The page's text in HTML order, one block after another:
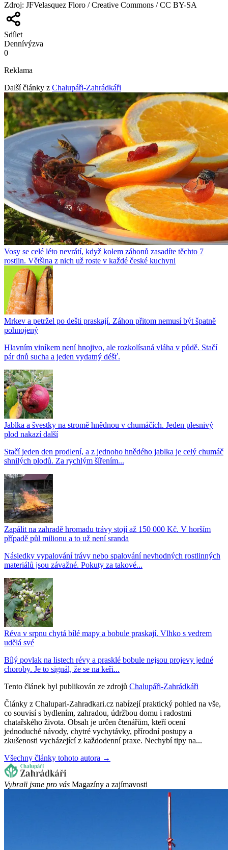
Zdroj: JFVelasquez Floro / Creative Commons / CC BY-SA
Sdílet
Dennívýzva
0
Reklama
Další články z Chalupáři-Zahrádkáři
Vosy se celé léto nevrátí, když kolem záhonů zasadíte těchto 7
rostlin. Většina z nich už roste v každé české kuchyni
Mrkev a petržel po dešti praskají. Záhon přitom nemusí být špatně
pohnojený
Hlavním viníkem není hnojivo, ale rozkolísaná vláha v půdě. Stačí
pár dnů sucha a jeden vydatný déšť.
Jablka a švestky na stromě hnědnou v chumáčích. Jeden plesnivý
plod nakazí další
Stačí jeden den prodlení, a z jednoho hnědého jablka je celý chumáč
shnilých plodů. Za rychlým šířením...
Zapálit na zahradě hromadu trávy stojí až 150 000 Kč. V horším
případě půl milionu a to už není sranda
Následky vypalování trávy nebo spalování nevhodných rostlinných
materiálů jsou závažné. Pokuty za takové...
Réva v srpnu chytá bílé mapy a bobule praskají. Vlhko s vedrem
udělá své
Bílý povlak na listech révy a prasklé bobule nejsou projevy jedné
choroby. Je to signál, že se na keři...
Tento článek byl publikován ze zdrojů Chalupáři-Zahrádkáři
Články z Chalupari-Zahradkari.cz nabízejí praktický pohled na vše,
co souvisí s bydlením, zahradou, údržbou domu i radostmi
chatařského života. Obsah je určen čtenářům, kteří ocení
jednoduché návody, chytré vychytávky, přírodní postupy a
zkušenosti vycházející z každodenní praxe. Nechybí tipy na...
Všechny články tohoto autora →
Vybrali jsme pro vás Magazíny a zajímavosti